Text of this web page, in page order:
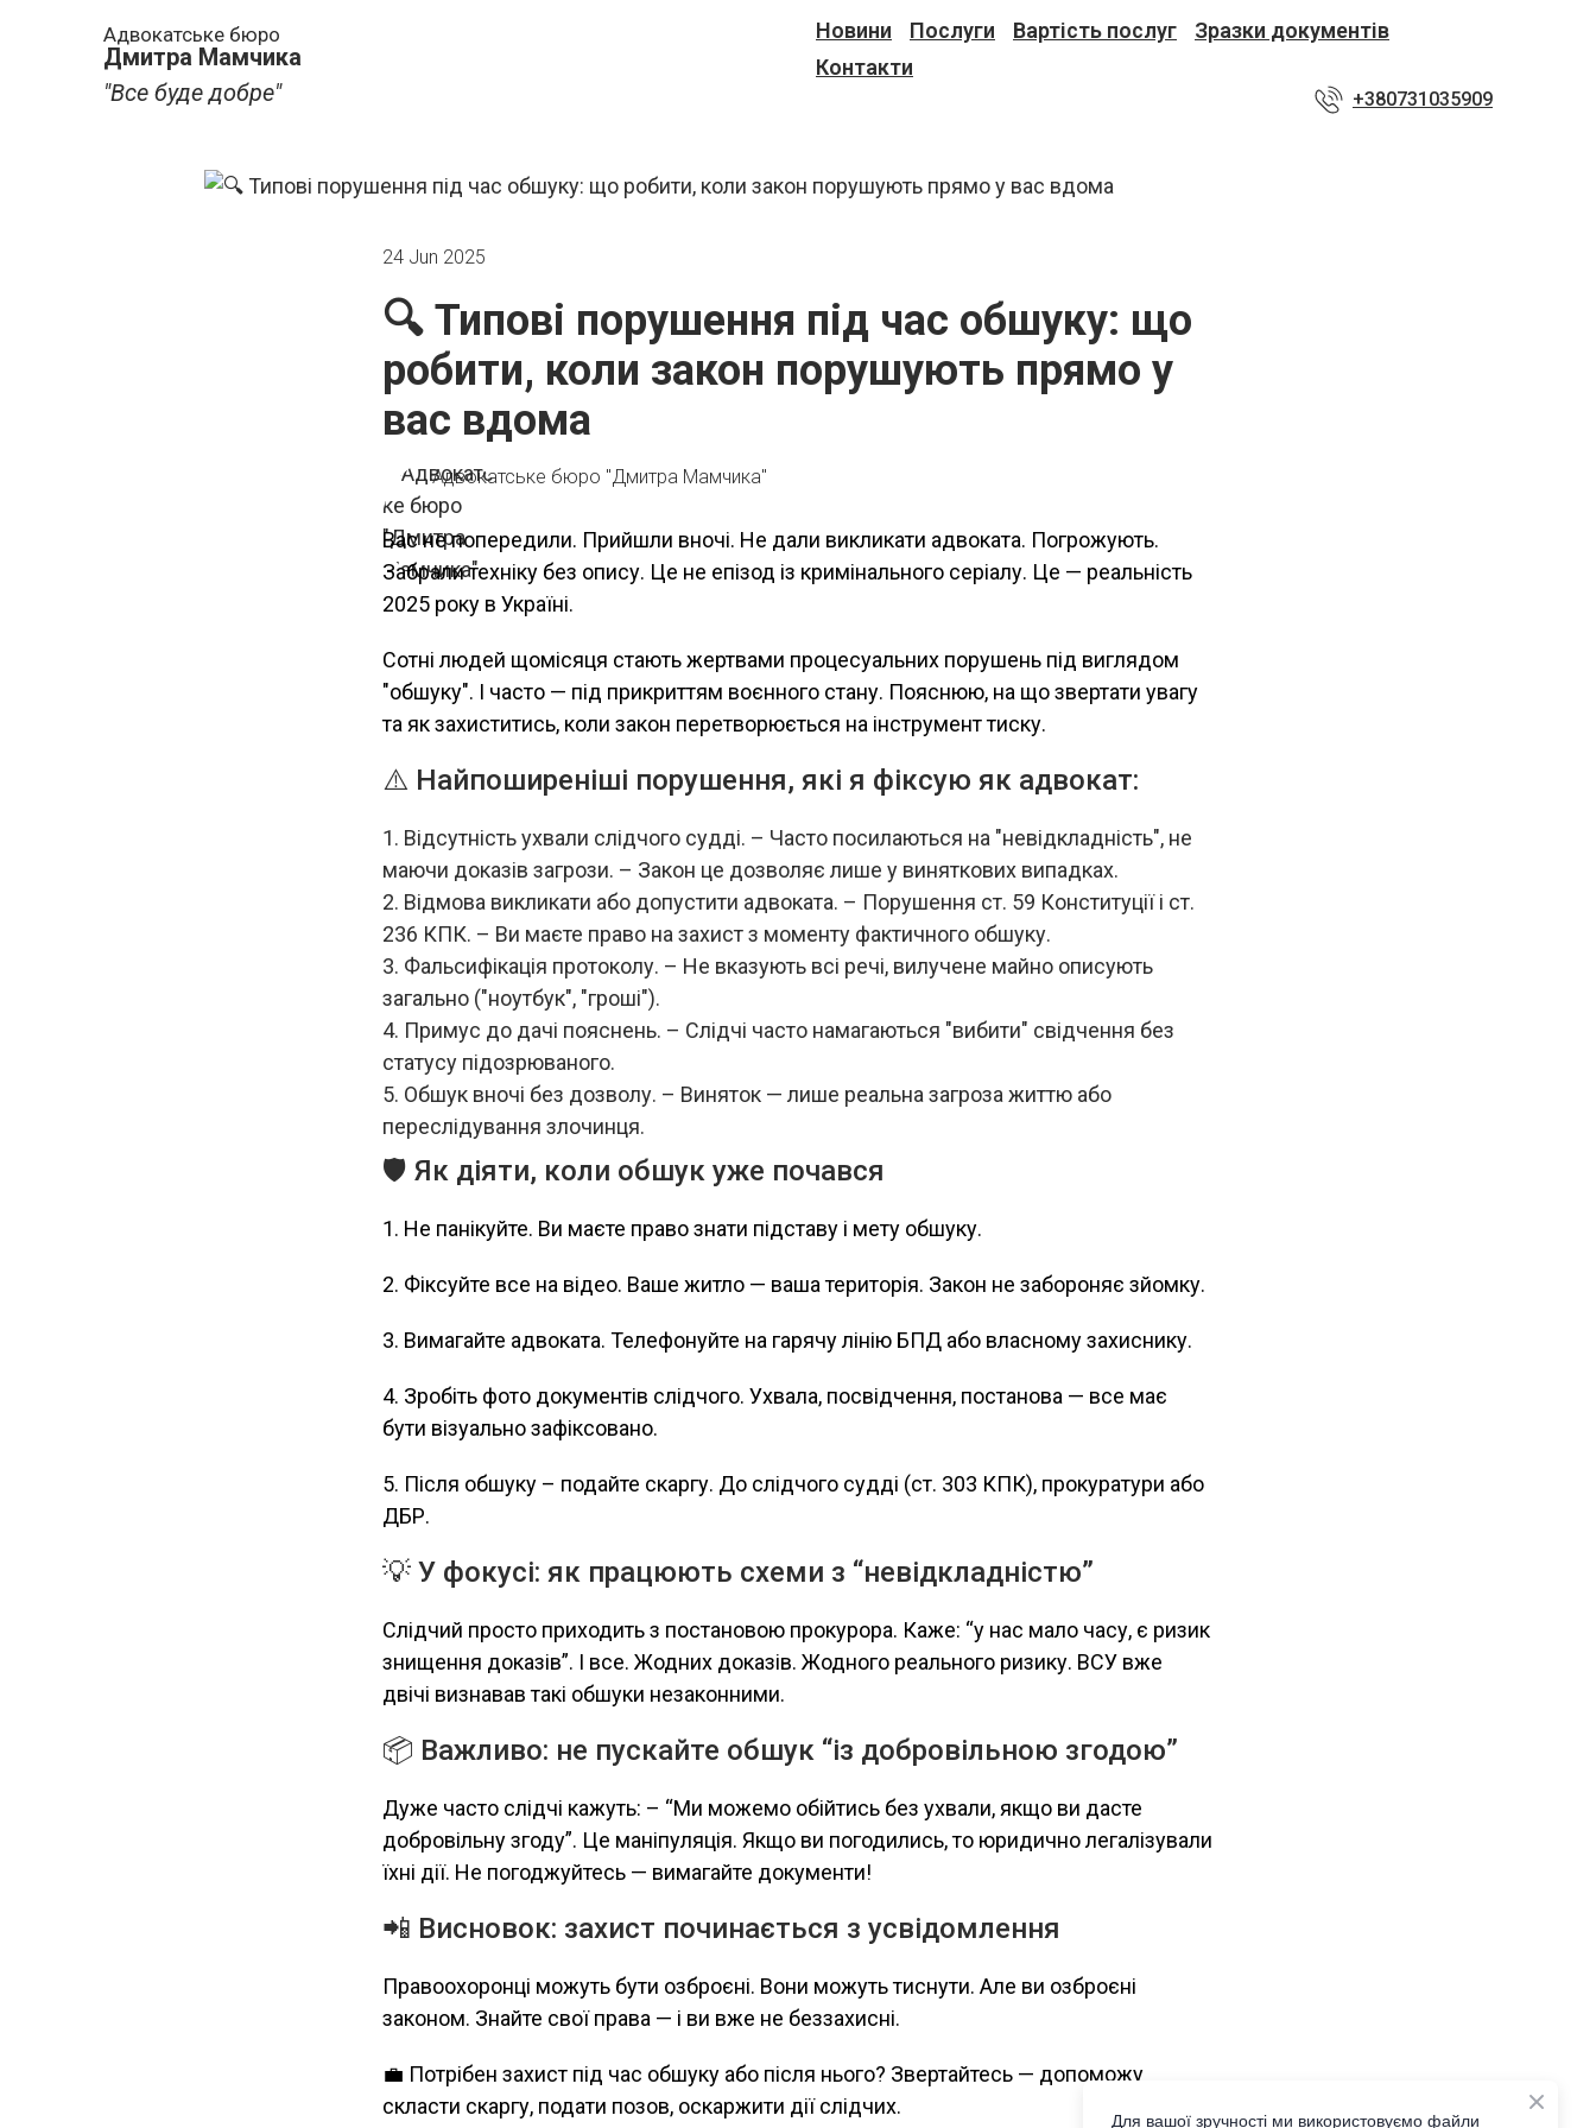
Адвокатське бюро
Дмитра Мамчика
"Все буде добре"
Новини Послуги Вартість послуг
Зразки документів
Контакти
+380731035909
24 Jun 2025
🔍 Типові порушення під час обшуку: що
робити, коли закон порушують прямо у
вас вдома
Адвокатське бюро "Дмитра Мамчика"
Вас не попередили. Прийшли вночі. Не дали викликати адвоката. Погрожують.
Забрали техніку без опису. Це не епізод із кримінального серіалу. Це — реальність
2025 року в Україні.
Сотні людей щомісяця стають жертвами процесуальних порушень під виглядом
"обшуку". І часто — під прикриттям воєнного стану. Пояснюю, на що звертати увагу
та як захиститись, коли закон перетворюється на інструмент тиску.
⚠️ Найпоширеніші порушення, які я фіксую як адвокат:
Відсутність ухвали слідчого судді. – Часто посилаються на "невідкладність", не
маючи доказів загрози. – Закон це дозволяє лише у виняткових випадках.
Відмова викликати або допустити адвоката. – Порушення ст. 59 Конституції і ст.
236 КПК. – Ви маєте право на захист з моменту фактичного обшуку.
Фальсифікація протоколу. – Не вказують всі речі, вилучене майно описують
загально ("ноутбук", "гроші").
Примус до дачі пояснень. – Слідчі часто намагаються "вибити" свідчення без
статусу підозрюваного.
Обшук вночі без дозволу. – Виняток — лише реальна загроза життю або
переслідування злочинця.
🛡️ Як діяти, коли обшук уже почався
1. Не панікуйте. Ви маєте право знати підставу і мету обшуку.
2. Фіксуйте все на відео. Ваше житло — ваша територія. Закон не забороняє зйомку.
3. Вимагайте адвоката. Телефонуйте на гарячу лінію БПД або власному захиснику.
4. Зробіть фото документів слідчого. Ухвала, посвідчення, постанова — все має
бути візуально зафіксовано.
5. Після обшуку – подайте скаргу. До слідчого судді (ст. 303 КПК), прокуратури або
ДБР.
💡 У фокусі: як працюють схеми з “невідкладністю”
Слідчий просто приходить з постановою прокурора. Каже: “у нас мало часу, є ризик
знищення доказів”. І все. Жодних доказів. Жодного реального ризику. ВСУ вже
двічі визнавав такі обшуки незаконними.
📦 Важливо: не пускайте обшук “із добровільною згодою”
Дуже часто слідчі кажуть: – “Ми можемо обійтись без ухвали, якщо ви дасте
добровільну згоду”. Це маніпуляція. Якщо ви погодились, то юридично легалізували
їхні дії. Не погоджуйтесь — вимагайте документи!
📲 Висновок: захист починається з усвідомлення
Правоохоронці можуть бути озброєні. Вони можуть тиснути. Але ви озброєні
законом. Знайте свої права — і ви вже не беззахисні.
💼 Потрібен захист під час обшуку або після нього? Звертайтесь — допоможу
скласти скаргу, подати позов, оскаржити дії слідчих.
Для вашої зручності ми використовуємо файли